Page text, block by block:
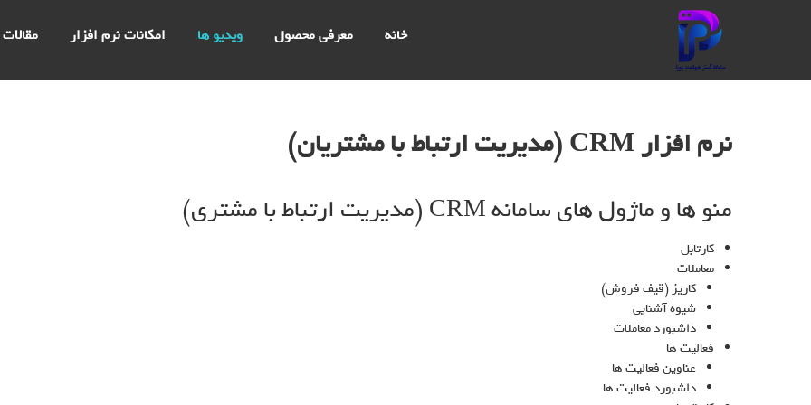
سامانه
گستر
هوشمند
IBPMS یک
مدیریت
فرآیندهای
کسب و کار
است که
پیشرفته‌ای
برای مدیریت
فرآیندهای
سازمانی ارائه
می‌دهد. این
خانه معرفی محصول ویدیو ها امکانات نرم افزار مقالات
نرم افزار CRM (مدیریت ارتباط با مشتریان)
منو ها و ماژول های سامانه CRM (مدیریت ارتباط با مشتری)
کارتابل
معاملات
کاریز (قیف فروش)
شیوه آشنایی
داشبورد معاملات
فعالیت ها
عناوین فعالیت ها
داشبورد فعالیت ها